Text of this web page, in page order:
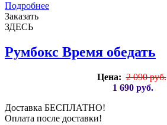
Подробнее
Заказать
ЗДЕСЬ
Румбокс Время обедать
Цена: 2 090 руб.
1 690 руб.
Доставка БЕСПЛАТНО!
Оплата после доставки!